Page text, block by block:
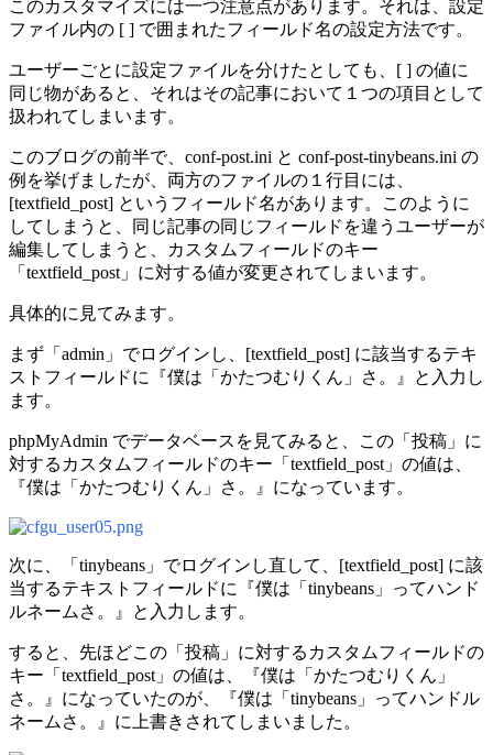
このカスタマイズには一つ注意点があります。それは、設定
ファイル内の [ ] で囲まれたフィールド名の設定方法です。
ユーザーごとに設定ファイルを分けたとしても、[ ] の値に
同じ物があると、それはその記事において１つの項目として
扱われてしまいます。
このブログの前半で、conf-post.ini と conf-post-tinybeans.ini の
例を挙げましたが、両方のファイルの１行目には、
[textfield_post] というフィールド名があります。このように
してしまうと、同じ記事の同じフィールドを違うユーザーが
編集してしまうと、カスタムフィールドのキー
「textfield_post」に対する値が変更されてしまいます。
具体的に見てみます。
まず「admin」でログインし、[textfield_post] に該当するテキ
ストフィールドに『僕は「かたつむりくん」さ。』と入力し
ます。
phpMyAdmin でデータベースを見てみると、この「投稿」に
対するカスタムフィールドのキー「textfield_post」の値は、
『僕は「かたつむりくん」さ。』になっています。
次に、「tinybeans」でログインし直して、[textfield_post] に該
当するテキストフィールドに『僕は「tinybeans」ってハンド
ルネームさ。』と入力します。
すると、先ほどこの「投稿」に対するカスタムフィールドの
キー「textfield_post」の値は、『僕は「かたつむりくん」
さ。』になっていたのが、『僕は「tinybeans」ってハンドル
ネームさ。』に上書きされてしまいました。